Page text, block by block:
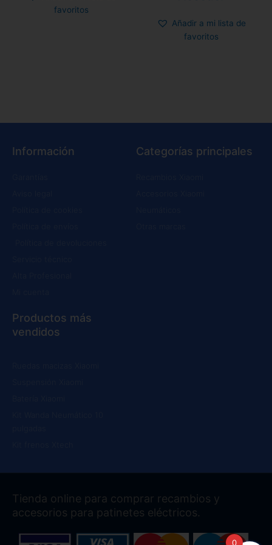
favoritos
Añadir a mi lista de
favoritos
Información Categorías principales
Productos más
vendidos
Tienda online para comprar recambios y
accesorios para patinetes eléctricos.
0